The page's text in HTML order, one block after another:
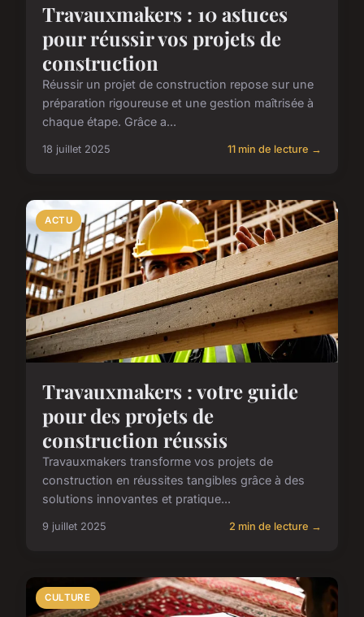
Travauxmakers : 10 astuces
pour réussir vos projets de
construction
Réussir un projet de construction repose sur une
préparation rigoureuse et une gestion maîtrisée à
chaque étape. Grâce a...
18 juillet 2025 11 min de lecture →
ACTU
Travauxmakers : votre guide
pour des projets de
construction réussis
Travauxmakers transforme vos projets de
construction en réussites tangibles grâce à des
solutions innovantes et pratique...
9 juillet 2025 2 min de lecture →
CULTURE